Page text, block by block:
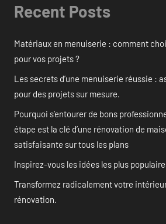
Recent Posts
Matériaux en menuiserie : comment
pour vos projets ?
Les secrets d’une menuiserie réussie :
pour des projets sur mesure.
Pourquoi s’entourer de bons
étape est la clé d’une rénovation de
satisfaisante sur tous les plans
Inspirez-vous les idées les plus
Transformez radicalement votre
rénovation.